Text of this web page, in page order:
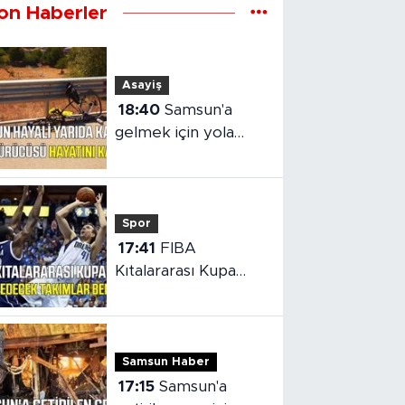
Haberler
Asayiş
18:40 Samsun'a
gelmek için yola
otomobil çarptı
Spor
17:41
Kıtalararası Kupa
edecek takımlar
Samsun Haber
17:15 Samsun'a